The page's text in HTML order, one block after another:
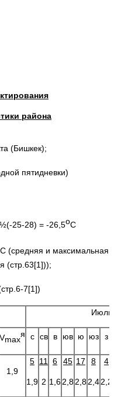
района
(Бишкек);
пятидневки)
25-28) = -26,5оС
С (средняя и максимальная
(стр.63[1]));
7[1])
Июль
Vmax
я с св в юв ю юз з
1,9
5
1,9
11
2
6
1,6
45
2,8
17
2,8
8
2,4
4
2,2